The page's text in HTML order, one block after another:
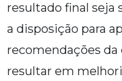
resultado final seja
a disposição para
recomendações
resultar em